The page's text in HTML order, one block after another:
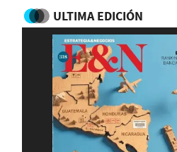
ULTIMA EDICIÓN